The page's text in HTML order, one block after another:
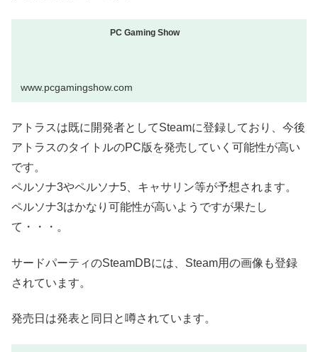
PC Gaming Show
www.pcgamingshow.com
アトラスは既に開発者としてSteamに登録しており、今後
アトラスのタイトルのPC版を発売していく可能性が高い
です。
ペルソナ3やペルソナ5、キャサリン等が予想されます。
ペルソナ3はかなり可能性が高いようですが果たし
て・・・。
サードパーティのSteamDBには、Steam用の画像も登録
されています。
発売日は発表と同日と噂されています。